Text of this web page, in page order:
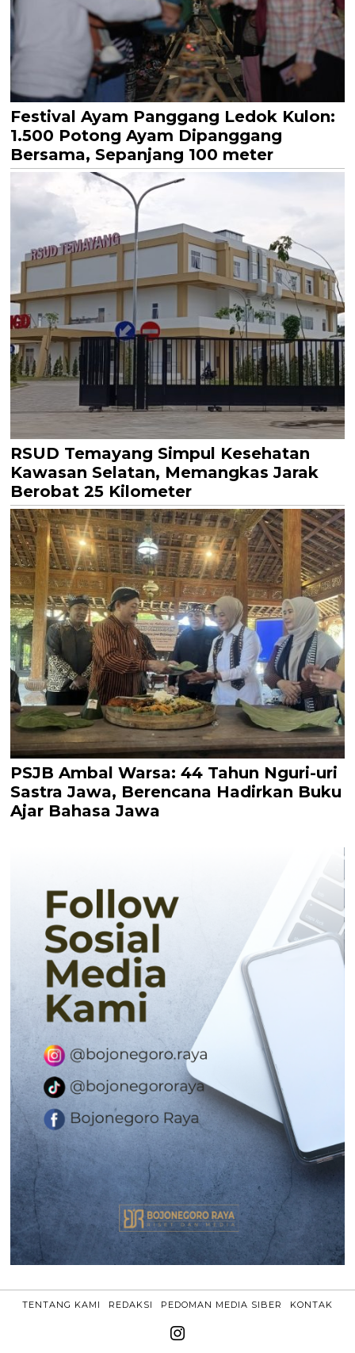
Festival Ayam Panggang Ledok Kulon:
1.500 Potong Ayam Dipanggang
Bersama, Sepanjang 100 meter
RSUD Temayang Simpul Kesehatan
Kawasan Selatan, Memangkas Jarak
Berobat 25 Kilometer
PSJB Ambal Warsa: 44 Tahun Nguri-uri
Sastra Jawa, Berencana Hadirkan Buku
Ajar Bahasa Jawa
TENTANG KAMI REDAKSI PEDOMAN MEDIA SIBER KONTAK